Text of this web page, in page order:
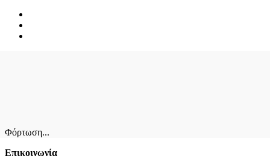
Φόρτωση...
Επικοινωνία